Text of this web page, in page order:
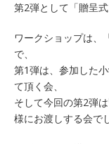
第2弾として「贈呈
ワークショップは、
で、
第1弾は、参加した
て頂く会、
そして今回の第2弾
様にお渡しする会で